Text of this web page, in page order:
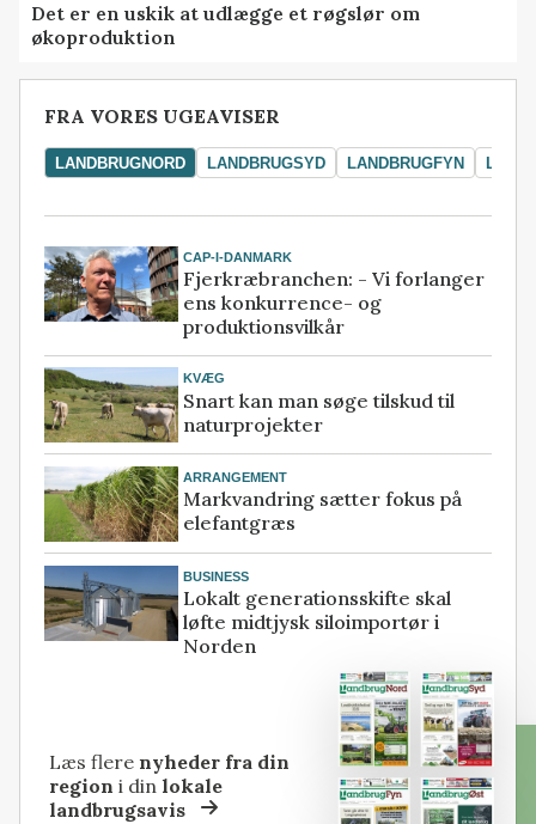
Det er en uskik at udlægge et røgslør om
økoproduktion
FRA VORES UGEAVISER
LANDBRUGNORD LANDBRUGSYD LANDBRUGFYN
CAP-I-DANMARK
Fjerkræbranchen: - Vi forlanger
ens konkurrence- og
produktionsvilkår
KVÆG
Snart kan man søge tilskud til
naturprojekter
ARRANGEMENT
Markvandring sætter fokus på
elefantgræs
BUSINESS
Lokalt generationsskifte skal
løfte midtjysk siloimportør i
Norden
Læs flere nyheder fra din
region i dinlokale
landbrugsavis